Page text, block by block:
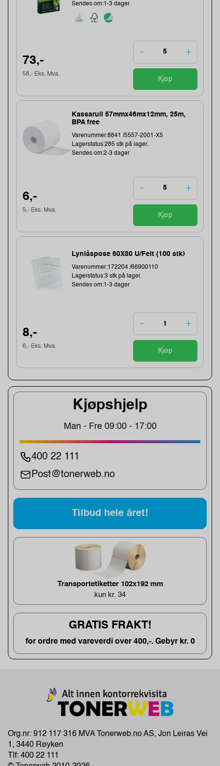
Kjøpshjelp
Man - Fre 09:00 - 17:00
400 22 111
Post@tonerweb.no
Tilbud hele året!
Transportetiketter 102x192 mm
kun kr. 34
GRATIS FRAKT!
for ordre med vareverdi over 400,-. Gebyr kr. 0
Sendes om:1-3 dager
73,-
58,- Eks. Mva.
Kjøp
Kassarull 57mmx46mx12mm, 25m,
BPA free
Varenummer:8841 /5557-2001-X5
Lagerstatus:285 stk på lager.
Sendes om:2-3 dager
6,-
5,- Eks. Mva.
Kjøp
Lynlåspose 60X80 U/Felt (100 stk)
Varenummer:172204 /66900110
Lagerstatus:3 stk på lager.
Sendes om:1-3 dager
8,-
6,- Eks. Mva.
Kjøp
Org.nr: 912 117 316 MVA Tonerweb.no AS, Jon Leiras Vei
1, 3440 Røyken
Tlf: 400 22 111